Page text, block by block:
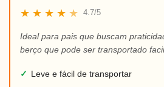
★ ★ ★ ★ ★ 4.7/5
Ideal para pais que buscam
berço que pode ser transportado
✓
Leve e fácil de transportar